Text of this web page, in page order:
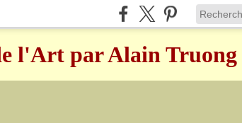
l'Art par Alain Truong